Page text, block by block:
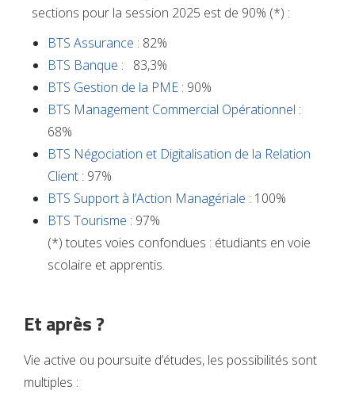
sections pour la session 2025 est de 90% (*) :
BTS Assurance : 82%
BTS Banque : 83,3%
BTS Gestion de la PME : 90%
BTS Management Commercial Opérationnel :
68%
BTS Négociation et Digitalisation de la Relation
Client : 97%
BTS Support à l’Action Managériale : 100%
BTS Tourisme : 97%
(*) toutes voies confondues : étudiants en voie
scolaire et apprentis.
Et après ?
Vie active ou poursuite d’études, les possibilités sont
multiples :